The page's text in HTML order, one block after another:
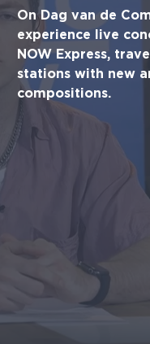
On Dag van de
experience live
NOW Express,
stations with new
compositions.